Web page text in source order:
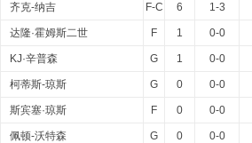
齐克-纳吉 F-C 6 1-3
达隆·霍姆斯二世 F 1 0-0
KJ·辛普森 G 1 0-0
柯蒂斯-琼斯 G 0 0-0
斯宾塞·琼斯 F 0 0-0
佩顿-沃特森 G 0 0-0